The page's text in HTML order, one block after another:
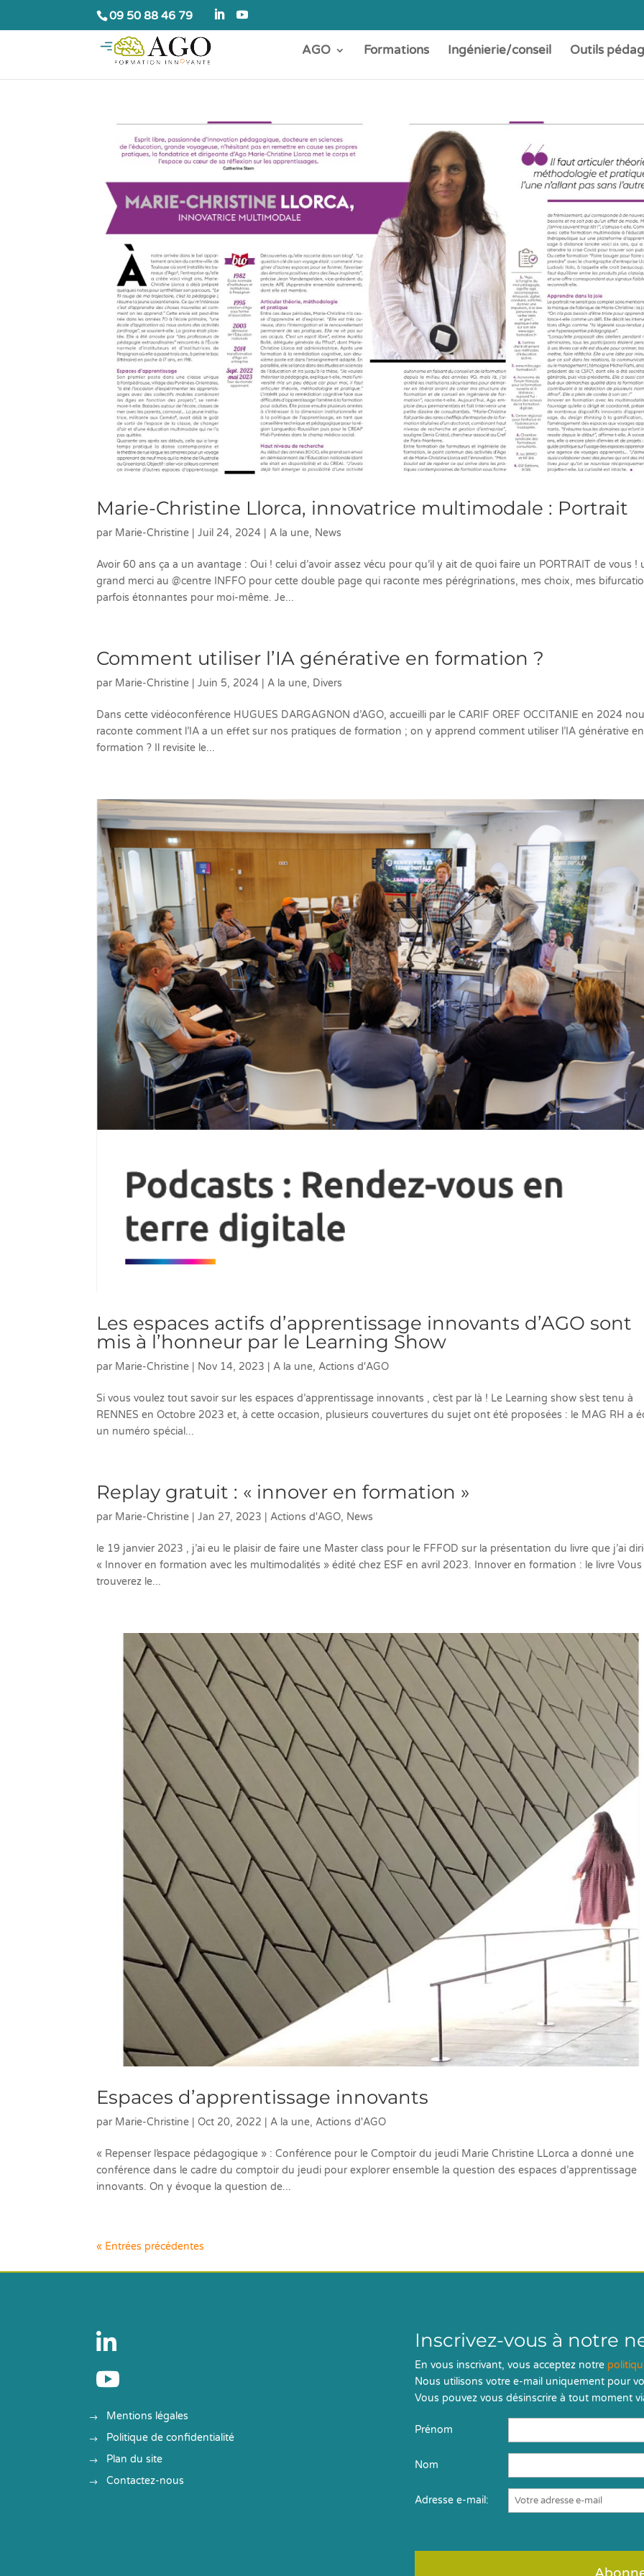
09 50 88 46 79
AGO Formations Ingénierie/conseil Outils
Marie-Christine Llorca, innovatrice multimodale : Portrait
par Marie-Christine |Juil 24, 2024 |A la une, News
Avoir 60 ans ça a un avantage : Oui ! celui d’avoir assez vécu pour qu’il y ait de quoi faire un PORTRAIT de vous !
grand merci au @centre INFFO pour cette double page qui raconte mes pérégrinations, mes choix, mes
parfois étonnantes pour moi-même. Je...
Comment utiliser l’IA générative en formation ?
par Marie-Christine |Juin 5, 2024 |A la une, Divers
Dans cette vidéoconférence HUGUES DARGAGNON d’AGO, accueilli par le CARIF OREF OCCITANIE en 2024
raconte comment l’IA a un effet sur nos pratiques de formation ; on y apprend comment utiliser l’IA générative en
formation ? Il revisite le...
Les espaces actifs d’apprentissage innovants d’AGO sont
mis à l’honneur par le Learning Show
par Marie-Christine Nov 14, 2023 |A la une,Actions d'AGO
Si vous voulez tout savoir sur les espaces d’apprentissage innovants , c’est par là ! Le Learning show s’est tenu à
RENNES en Octobre 2023 et, à cette occasion, plusieurs couvertures du sujet ont été proposées : le MAG RH a
un numéro spécial...
Replay gratuit : « innover en formation »
par Marie-Christine |Jan 27, 2023 |Actions d'AGO, News
le 19 janvier 2023 , j’ai eu le plaisir de faire une Master class pour le FFFOD sur la présentation du livre que j’ai
« Innover en formation avec les multimodalités » édité chez ESF en avril 2023. Innover en formation : le livre Vous
trouverez le...
Espaces d’apprentissage innovants
par Marie-Christine |Oct 20, 2022 |A la une,Actions d'AGO
« Repenser l’espace pédagogique » : Conférence pour le Comptoir du jeudi Marie Christine LLorca a donné une
conférence dans le cadre du comptoir du jeudi pour explorer ensemble la question des espaces d’apprentissage
innovants. On y évoque la question de...
« Entrées précédentes


Mentions légales
Politique de confidentialité
Plan du site
Contactez-nous
Inscrivez-vous à notre
En vous inscrivant, vous acceptez notre
Nous utilisons votre e-mail uniquement pour
Vous pouvez vous désinscrire à tout moment
Prénom
Nom
Adresse e-mail: